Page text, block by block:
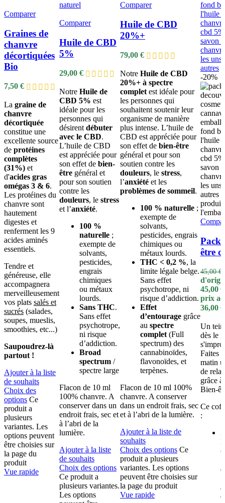
Comparer
Graines de
chanvre
décortiquées
Bio
7,50 €
La graine de
chanvre
décortiquée
constitue une
excellente source
de protéines
complètes
(31%) et
d'acides gras
omégas 3 & 6.
Les protéines du
chanvre sont
hautement
digestes et
renferment les 9
acides aminés
essentiels.
Tendre et
généreuse, elle
accompagnera
merveilleusement
vos plats salés et
sucrés (salades,
soupes, mueslis,
smoothies, etc...)
Saupoudrez-là
partout !
Ajouter à la liste
de souhaits
Choix des
options Ce
produit a
plusieurs
variantes. Les
options peuvent
être choisies sur
la page du
produit
Vue rapide
Comparer
Huile de CBD
5%
29,00 €
Notre Huile de
CBD 5% est
idéale pour les
personnes qui
désirentdébuter
avec le CBD.
L’huile de CBD
est appréciée pour
son effet de bien-
être général et
pour son soutien
contre les
douleurs, le stress
et l’anxiété.
100 %
naturelle ;
exempte de
solvants,
pesticides,
engrais
chimiques
ou métaux
lourds.
Sans THC.
Sans effet
psychotrope,
ni risque
d’addiction.
Broad
spectrum /
spectre large
Flacon de 10 ml
100% chanvre. A
conserver dans un
endroit frais, sec et
à l’abri de la
lumière.
Ajouter à la liste
de souhaits
Choix des options
Ce produit a
plusieurs variantes.
Les options
Comparer
Huile de CBD
20%+
79,00 €
Notre Huile de CBD
20%+ à spectre
completest idéale pour
les personnes qui
souhaitent soutenir leur
organisme de manière
plus intense. L’huile de
CBD est appréciée pour
son effet de bien-être
général et pour son
soutien contre les
douleurs, le stress,
l’anxiété et les
problèmes de sommeil.
100 % naturelle ;
exempte de
solvants,
pesticides, engrais
chimiques ou
métaux lourds.
THC < 0,2 %, la
limite légale belge.
Sans effet
psychotrope, ni
risque d’addiction.
Effet
d’entourage grâce
au spectre
complet(Full
spectrum) des
cannabinoïdes,
flavonoïdes, et
terpènes.
Flacon de 10 ml 100%
chanvre. A conserver
dans un endroit frais, sec
et à l’abri de la lumière.
Ajouter à la liste de
souhaits
Choix des options Ce
produit a plusieurs
variantes. Les options
peuvent être choisies sur
la page du produit
Vue rapide
-20%
Pack
être
45,00€
45,00
prix
36,00
Un
dès le
Faites
matin
de
grâce
Bien-
Ce
: